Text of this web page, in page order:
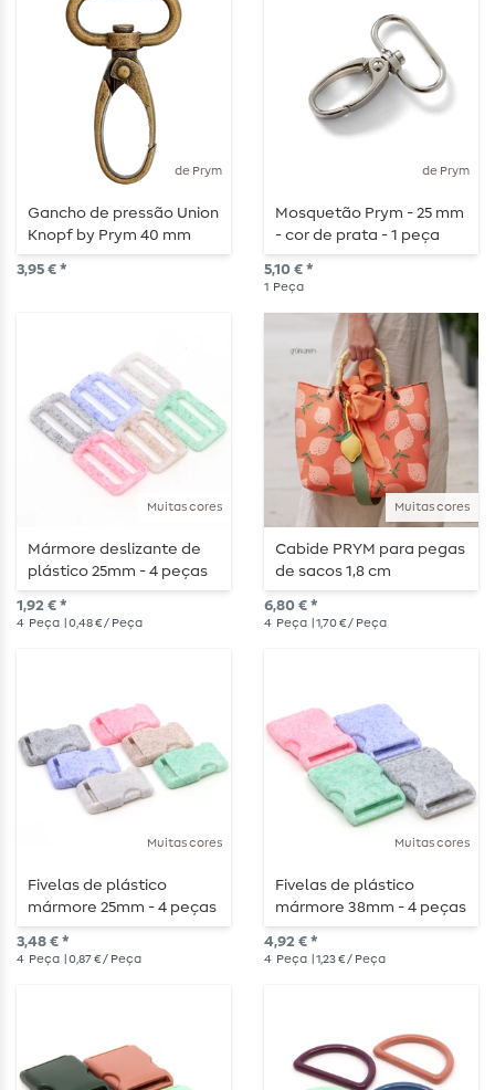
de Prym
Gancho de pressão Union
Knopf by Prym 40 mm
latão antigo plano
3,95 € *
de Prym
Mosquetão Prym - 25 mm
- cor de prata - 1 peça
5,10 € *
1 Peça
Muitas cores
Mármore deslizante de
plástico 25mm - 4 peças
1,92 € *
4 Peça | 0,48 € / Peça
Muitas cores
Cabide PRYM para pegas
de sacos 1,8 cm
6,80 € *
4 Peça | 1,70 € / Peça
Muitas cores
Fivelas de plástico
mármore 25mm - 4 peças
3,48 € *
4 Peça | 0,87 € / Peça
Muitas cores
Fivelas de plástico
mármore 38mm - 4 peças
4,92 € *
4 Peça | 1,23 € / Peça